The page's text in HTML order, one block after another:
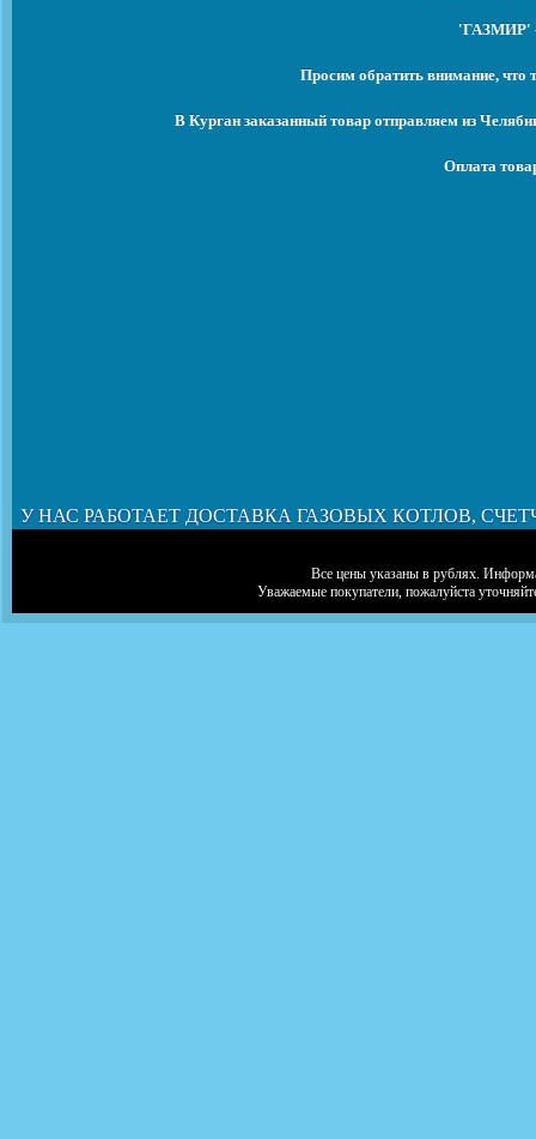
'ГАЗМИР' -
Просим обратить внимание, что
В Курган заказанный товар отправляем из
Оплата
У НАС РАБОТАЕТ ДОСТАВКА ГАЗОВЫХ КОТЛОВ,
Все цены указаны в рублях.
Уважаемые покупатели, пожалуйста